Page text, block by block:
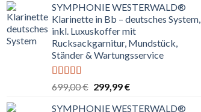
SYMPHONIE WESTERWALD®
Klarinette in Bb – deutsches System,
inkl. Luxuskoffer mit
Rucksackgarnitur, Mundstück,
Ständer & Wartungsservice
Bewertet
4.80
von 5
699,00€ Ursprünglicher
299,99€Aktueller
SYMPHONIE WESTERWALD®